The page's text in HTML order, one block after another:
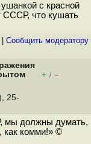
с красной
СССР, что кушать
Cообщить модератору
+ / –
25-
мы должны думать,
как комми!» ©